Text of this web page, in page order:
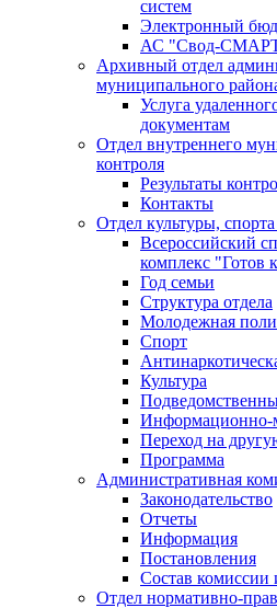
систем
Электронный
АС "Свод-
Архивный отдел
муниципального
Услуга
документам
Отдел внутреннего
контроля
Результаты
Контакты
Отдел культуры,
Всероссийский
комплекс "Готов
Год семьи
Структура отдела
Молодежная
Спорт
Культура
Информационно-
Переход на
Программа
Административная
Законодательство
Отчеты
Информация
Постановления
Состав комиссии
Отдел нормативно-